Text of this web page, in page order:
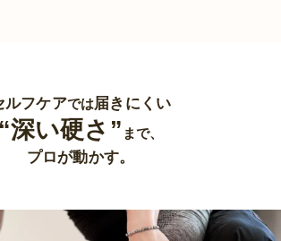
ルフケアでは届きにくい
“深い硬さ” まで、
プロが動かす。